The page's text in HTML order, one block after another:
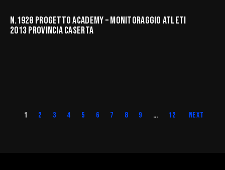
N.1928 PROGETTO ACADEMY – MONITORAGGIO ATLETI
2013 PROVINCIA CASERTA
1 2 3 4 5 6 7 8 9 … 12 Next